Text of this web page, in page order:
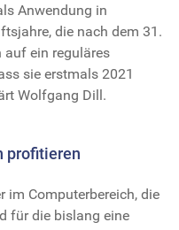
Anwendung in
die nach dem 31.
auf ein reguläres
sie erstmals 2021
Wolfgang Dill.
profitieren
im Computerbereich, die
für die bislang eine